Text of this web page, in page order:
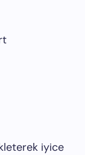
iyice